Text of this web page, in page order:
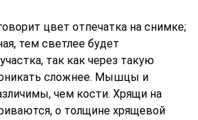
цвет отпечатка на снимке;
тем светлее будет
так как через такую
сложнее. Мышцы и
чем кости. Хрящи на
о толщине хрящевой